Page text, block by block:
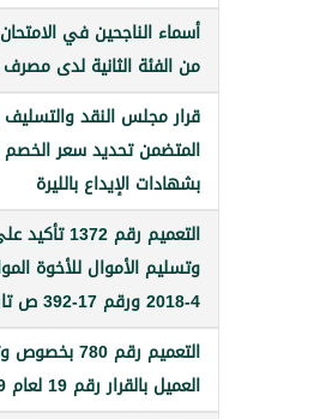
أسماء الناجحين في
من الفئة الثانية لدى
المتضمن تحديد سعر الخصم
بشهادات الإيداع بالليرة
التعميم
4-2018 ورقم 17-392 ص تاريخ 19-2-2020
التعميم
العميل بالقرار رقم 19 لعام 2019